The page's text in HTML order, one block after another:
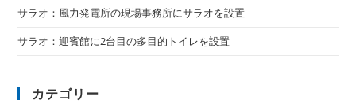
サラオ：風力発電所の現場事務所にサラオを設置
サラオ：迎賓館に2台目の多目的トイレを設置
カテゴリー